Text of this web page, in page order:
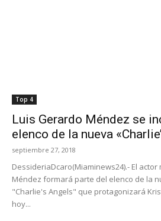
Top 4
Luis Gerardo Méndez se
elenco de la nueva
septiembre 27, 2018
DessideriaDcaro(Miaminews24).- El
Méndez formará parte del elenco de la
"Charlie's Angels" que protagonizará
hoy...